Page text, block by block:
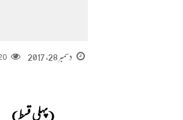
دسمبر 28, 2017
(پہلی قسط)